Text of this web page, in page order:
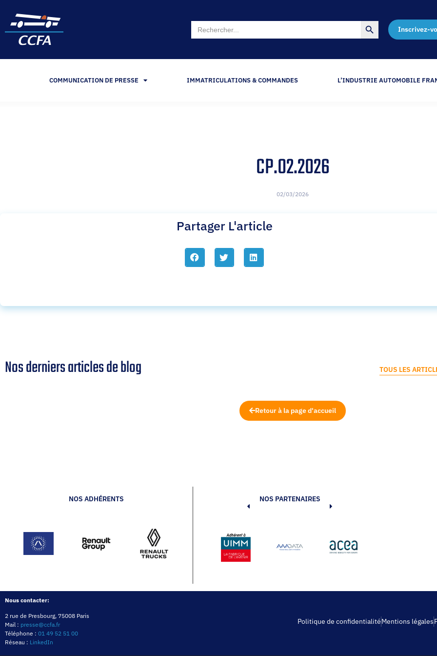
Search
for:
Search Button
Inscrivez-
COMMUNICATION DE PRESSE IMMATRICULATIONS & COMMANDES L’INDUSTRIE AUTOMOBILE
CP.02.2026
02/03/2026
Partager L'article
Nos derniers articles de blog TOUS LES
Retour à la page d'accueil
NOS ADHÉRENTS NOS PARTENAIRES
Nous contacter:
2 rue de Presbourg, 75008 Paris
Mail : presse@ccfa.fr
Téléphone : 01 49 52 51 00
Réseau : LinkedIn
Politique de confidentialitéMentions légales